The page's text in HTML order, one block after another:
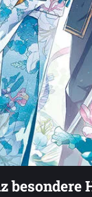
besondere